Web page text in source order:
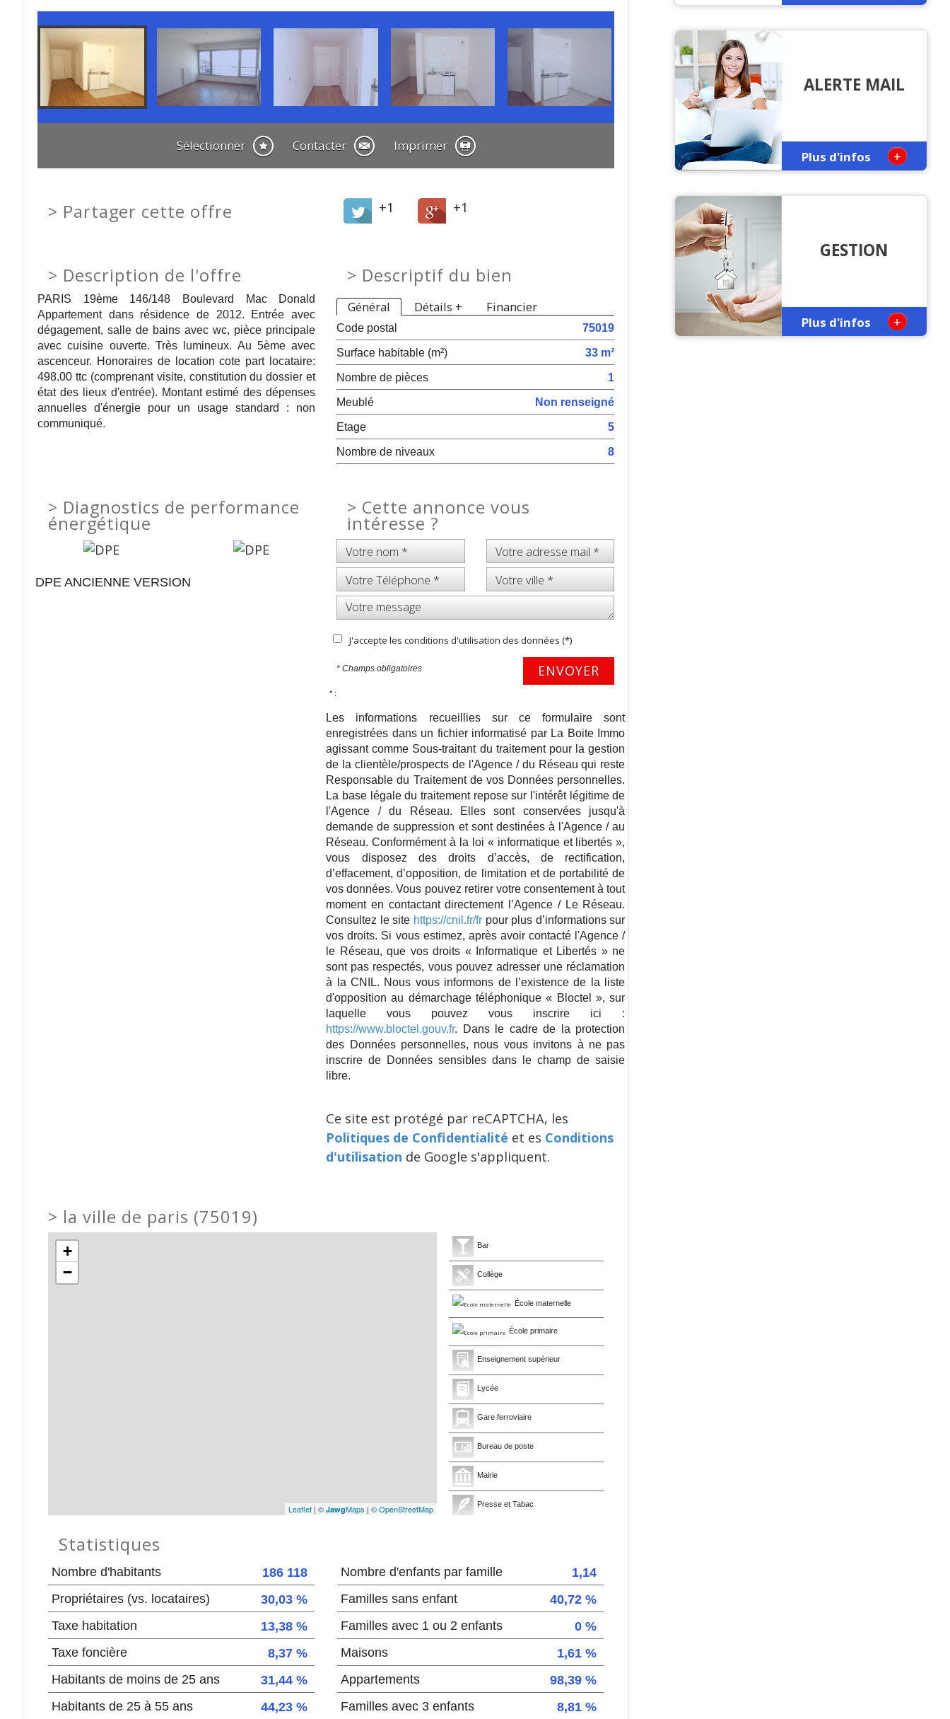
Sélectionner Contacter Imprimer
Partager cette offre +1 +1
> Description de l'offre
PARIS 19ème 146/148 Boulevard Mac Donald
Appartement dans résidence de 2012. Entrée avec
dégagement, salle de bains avec wc, pièce principale
avec cuisine ouverte. Très lumineux. Au 5ème avec
ascenceur. Honoraires de location cote part locataire:
498.00 ttc (comprenant visite, constitution du dossier et
état des lieux d'entrée). Montant estimé des dépenses
annuelles d'énergie pour un usage standard : non
communiqué.
> Descriptif du bien
Général Détails + Financier
Code postal
75019
Surface habitable (m²)
33 m²
Nombre de pièces
1
Meublé
Non renseigné
Etage
5
Nombre de niveaux
8
> Diagnostics de performance
énergétique
DPE ANCIENNE VERSION
> Cette annonce vous
intéresse ?
J'accepte les conditions d'utilisation des données (*)
* Champs obligatoires ENVOYER
* :
Les informations recueillies sur ce formulaire sont
enregistrées dans un fichier informatisé par La Boite Immo
agissant comme Sous-traitant du traitement pour la gestion
de la clientèle/prospects de l'Agence / du Réseau qui reste
Responsable du Traitement de vos Données personnelles.
La base légale du traitement repose sur l'intérêt légitime de
l'Agence / du Réseau. Elles sont conservées jusqu'à
demande de suppression et sont destinées à l'Agence / au
Réseau. Conformément à la loi « informatique et libertés »,
vous disposez des droits d’accès, de rectification,
d’effacement, d’opposition, de limitation et de portabilité de
vos données. Vous pouvez retirer votre consentement à tout
moment en contactant directement l’Agence / Le Réseau.
Consultez le site https://cnil.fr/frpour plus d’informations sur
vos droits. Si vous estimez, après avoir contacté l'Agence /
le Réseau, que vos droits « Informatique et Libertés » ne
sont pas respectés, vous pouvez adresser une réclamation
à la CNIL. Nous vous informons de l’existence de la liste
d'opposition au démarchage téléphonique « Bloctel », sur
laquelle vous pouvez vous inscrire ici :
https://www.bloctel.gouv.fr. Dans le cadre de la protection
des Données personnelles, nous vous invitons à ne pas
inscrire de Données sensibles dans le champ de saisie
libre.
Ce site est protégé par reCAPTCHA, les
Politiques de Confidentialité et es Conditions
d'utilisation de Google s'appliquent.
> la ville de paris (75019)
+
−
Leaflet |©JawgMaps |© OpenStreetMap
Bar
Collège
École maternelle
École primaire
Enseignement supérieur
Lycée
Gare ferroviaire
Bureau de poste
Mairie
Presse et Tabac
Statistiques
Nombre d'habitants
186 118
Propriétaires (vs. locataires)
30,03 %
Taxe habitation
13,38 %
Taxe foncière
8,37 %
Habitants de moins de 25 ans
31,44 %
Habitants de 25 à 55 ans
44,23 %
Nombre d'enfants par famille
1,14
Familles sans enfant
40,72 %
Familles avec 1 ou 2 enfants
0 %
Maisons
1,61 %
Appartements
98,39 %
Familles avec 3 enfants
8,81 %
ALERTE MAIL
Plus d'infos +
GESTION
Plus d'infos +